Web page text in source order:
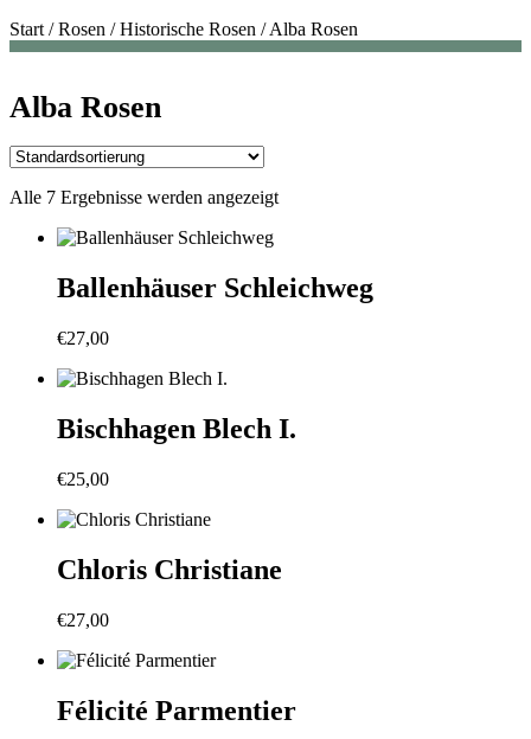
Start /Rosen /Historische Rosen /Alba Rosen
Alba Rosen
Alle 7 Ergebnisse werden angezeigt
Ballenhäuser Schleichweg
€27,00
Bischhagen Blech I.
€25,00
Chloris Christiane
€27,00
Félicité Parmentier